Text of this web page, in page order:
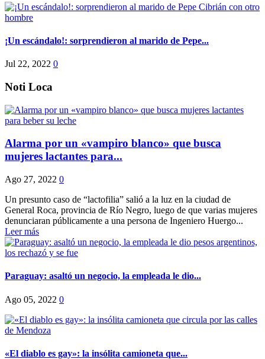
¡Un escándalo!: sorprendieron al marido de Pepe...
Jul 22, 2022 0
Noti Loca
Alarma por un «vampiro blanco» que busca
mujeres lactantes para...
Ago 27, 2022 0
Un presunto caso de “lactofilia” salió a la luz en la ciudad de
General Roca, provincia de Río Negro, luego de que varias mujeres
denunciaran públicamente a una persona de Ingeniero Huergo...
Leer más
Paraguay: asaltó un negocio, la empleada le dio...
Ago 05, 2022 0
«El diablo es gay»: la insólita camioneta que...